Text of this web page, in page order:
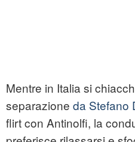
Mentre in Italia si
separazione da Stefano
flirt con Antinolfi, la